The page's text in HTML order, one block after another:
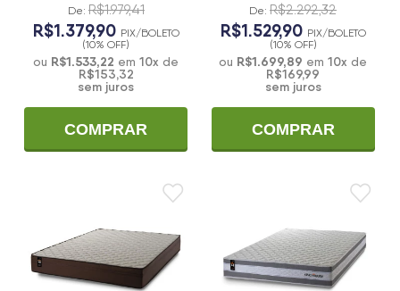
De: R$1.979,41
R$1.379,90 PIX/BOLETO
(10% OFF)
ou R$1.533,22 em10x de
R$153,32
sem juros
COMPRAR
De: R$2.292,32
R$1.529,90 PIX/BOLETO
(10% OFF)
ou R$1.699,89 em10x de
R$169,99
sem juros
COMPRAR